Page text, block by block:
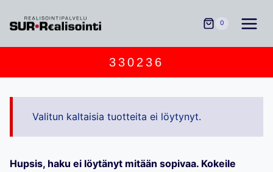
sisältöön
0
330236
Valitun kaltaisia tuotteita ei löytynyt.
Hupsis, haku ei löytänyt mitään sopivaa. Kokeile